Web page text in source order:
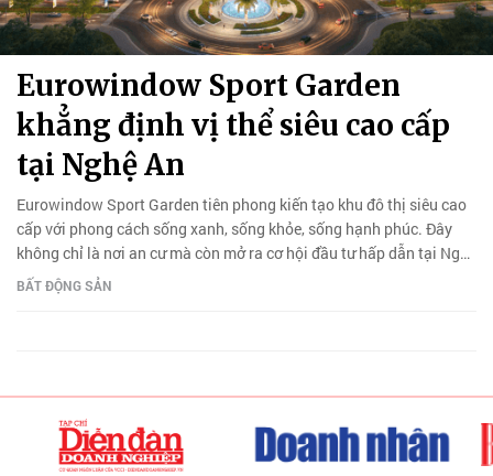
Eurowindow Sport Garden
khẳng định vị thể siêu cao cấp
tại Nghệ An
Eurowindow Sport Garden tiên phong kiến tạo khu đô thị siêu cao
cấp với phong cách sống xanh, sống khỏe, sống hạnh phúc. Đây
không chỉ là nơi an cư mà còn mở ra cơ hội đầu tư hấp dẫn tại Nghệ
An.
BẤT ĐỘNG SẢN